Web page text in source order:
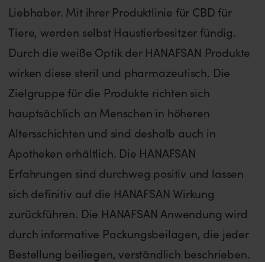
Liebhaber. Mit ihrer Produktlinie für CBD für
Tiere, werden selbst Haustierbesitzer fündig.
Durch die weiße Optik der HANAFSAN Produkte
wirken diese steril und pharmazeutisch. Die
Zielgruppe für die Produkte richten sich
hauptsächlich an Menschen in höheren
Altersschichten und sind deshalb auch in
Apotheken erhältlich. Die HANAFSAN
Erfahrungen sind durchweg positiv und lassen
sich definitiv auf die HANAFSAN Wirkung
zurückführen. Die HANAFSAN Anwendung wird
durch informative Packungsbeilagen, die jeder
Bestellung beiliegen, verständlich beschrieben.